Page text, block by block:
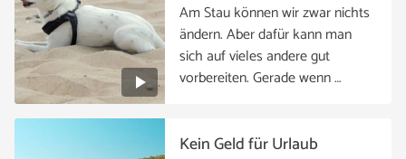
Am Stau können wir zwar nichts
ändern. Aber dafür kann man
sich auf vieles andere gut
vorbereiten. Gerade wenn …
Kein Geld für Urlaub